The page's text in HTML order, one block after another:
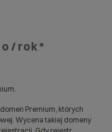
/ rok *
Premium, których
Wycena takiej domeny